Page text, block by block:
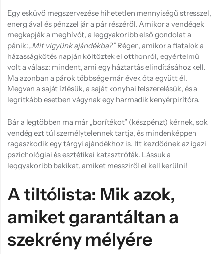
Egy esküvő megszervezése hihetetlen mennyiségű stresszel,
energiával és pénzzel jár a pár részéről. Amikor a vendégek
megkapják a meghívót, a leggyakoribb első gondolat a
pánik: „Mit vigyünk ajándékba?”Régen, amikor a fiatalok a
házasságkötés napján költöztek el otthonról, egyértelmű
volt a válasz: mindent, ami egy háztartás elindításához kell.
Ma azonban a párok többsége már évek óta együtt él.
Megvan a saját ízlésük, a saját konyhai felszerelésük, és a
legritkább esetben vágynak egy harmadik kenyérpirítóra.
Bár a legtöbben ma már „borítékot” (készpénzt) kérnek, sok
vendég ezt túl személytelennek tartja, és mindenképpen
ragaszkodik egy tárgyi ajándékhoz is. Itt kezdődnek az igazi
pszichológiai és esztétikai katasztrófák. Lássuk a
leggyakoribb bakikat, amiket messziről el kell kerülni!
A tiltólista: Mik azok,
amiket garantáltan a
szekrény mélyére
Plüss
Sapka
Táska, pénztárca
Egyedi céges ajándékok
Egyéb ajándék ötletek